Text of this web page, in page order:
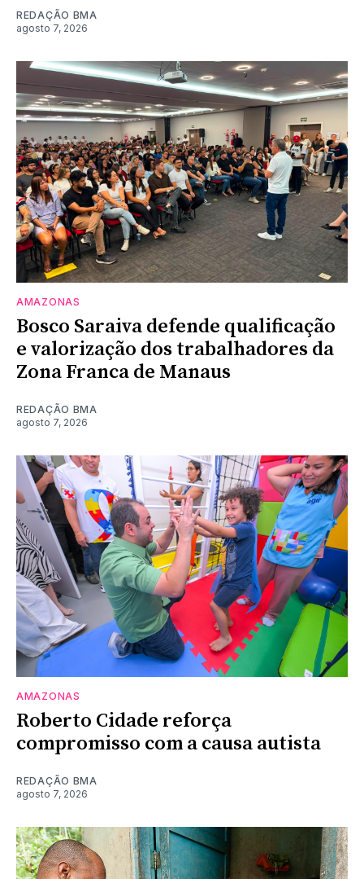
REDAÇÃO BMA
agosto 7, 2026
AMAZONAS
Bosco Saraiva defende qualificação
e valorização dos trabalhadores da
Zona Franca de Manaus
REDAÇÃO BMA
agosto 7, 2026
AMAZONAS
Roberto Cidade reforça
compromisso com a causa autista
REDAÇÃO BMA
agosto 7, 2026